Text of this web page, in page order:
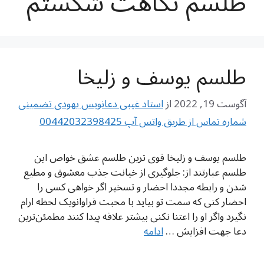
طلسم یوسف و زلیخا
آگوست 19, 2022 ازاستاد غیبی دعانویس یهودی تضمینی
شماره تماس از طریق واتس آپ 00442032398425
طلسم یوسف و زلیخا قوی ترین طلسم عشق خواص این
طلسم عبارتند از: جلوگیری از خیانت جذب معشوق و مطیع
شدن و رابطه مجددا احضار و تسخیر اگر خواهی کسی را
احضار کنی که سمت تو بیاید با محبت فراوانویک لحظه ارام
نگیرد واگر او را اعتنا نکنی بیشتر علاقه پیدا کنند مطمئن‌ترین
دعا جهت افزایش …ادامه